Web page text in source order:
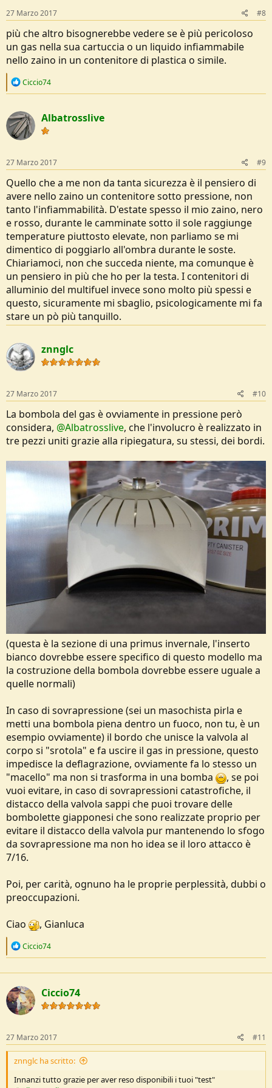
s
:
27 Marzo 2017 #8
più che altro bisognerebbe vedere se è più pericoloso
un gas nella sua cartuccia o un liquido infiammabile
nello zaino in un contenitore di plastica o simile.
R
c
t
i
o
s
:
Ciccio74
Albatrosslive
27 Marzo 2017 #9
Quello che a me non da tanta sicurezza è il pensiero di
avere nello zaino un contenitore sotto pressione, non
tanto l'infiammabilità. D'estate spesso il mio zaino, nero
e rosso, durante le camminate sotto il sole raggiunge
temperature piuttosto elevate, non parliamo se mi
dimentico di poggiarlo all'ombra durante le soste.
Chiariamoci, non che succeda niente, ma comunque è
un pensiero in più che ho per la testa. I contenitori di
alluminio del multifuel invece sono molto più spessi e
questo, sicuramente mi sbaglio, psicologicamente mi fa
stare un pò più tanquillo.
znnglc
27 Marzo 2017 #10
La bombola del gas è ovviamente in pressione però
considera, @Albatrosslive, che l'involucro è realizzato in
tre pezzi uniti grazie alla ripiegatura, su stessi, dei bordi.
(questa è la sezione di una primus invernale, l'inserto
bianco dovrebbe essere specifico di questo modello ma
la costruzione della bombola dovrebbe essere uguale a
quelle normali)
In caso di sovrapressione (sei un masochista pirla e
metti una bombola piena dentro un fuoco, non tu, è un
esempio ovviamente) il bordo che unisce la valvola al
corpo si "srotola" e fa uscire il gas in pressione, questo
impedisce la deflagrazione, ovviamente fa lo stesso un
"macello" ma non si trasforma in una bomba
, se poi
vuoi evitare, in caso di sovrapressioni catastrofiche, il
distacco della valvola sappi che puoi trovare delle
bombolette giapponesi che sono realizzate proprio per
evitare il distacco della valvola pur mantenendo lo sfogo
da sovrapressione ma non ho idea se il loro attacco è
7/16.
Poi, per carità, ognuno ha le proprie perplessità, dubbi o
preoccupazioni.
Ciao
, Gianluca
R
c
t
i
o
n
:
Ciccio74
Ciccio74
27 Marzo 2017 #11
znnglc ha scritto:
Innanzi tutto grazie per aver reso disponibili i tuoi "test"